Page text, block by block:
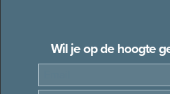
Wil je op de hoogte